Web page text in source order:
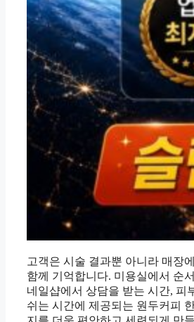
고객은 시술 결과뿐 아니라 매장
함께 기억합니다. 미용실에서 순
네일샵에서 상담을 받는 시간, 피
쉬는 시간에 제공되는 원두커피